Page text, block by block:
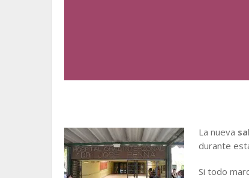
La nueva
durante
Si todo